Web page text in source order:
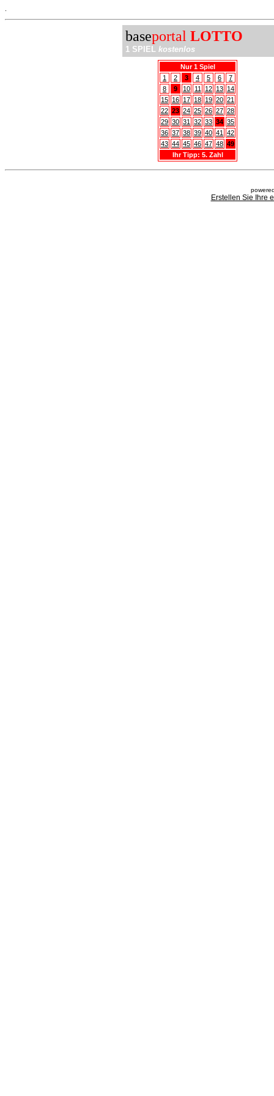
baseportal LOTTO
1 SPIEL kostenlos
Nur 1 Spiel
1
2 3 4 5 6
7
8
9 10 11 12 13 14
15 16 17 18 19 20 21
22 23 24 25 26 27 28
29 30 31 32 33 34 35
36 37 38 39 40 41
42
43 44 45 46 47 48 49
Ihr Tipp: 5. Zahl
Erstellen Sie Ihre